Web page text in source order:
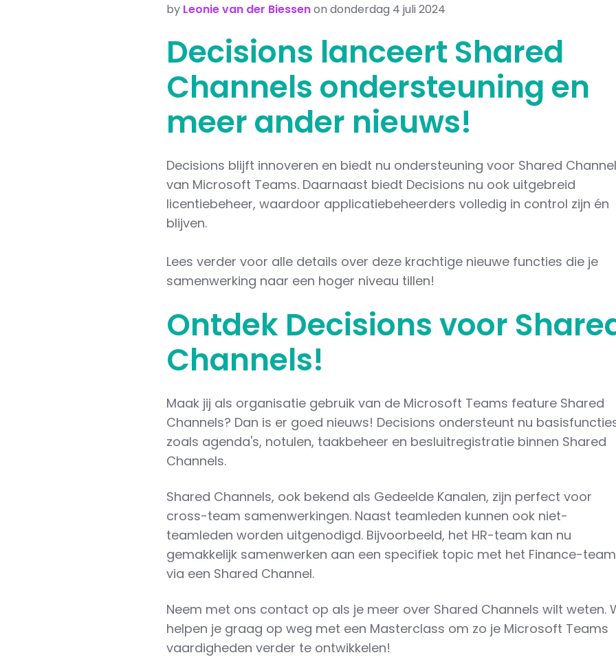
by Leonie van der Biessenon donderdag 4 juli 2024
Decisions lanceert Shared
Channels ondersteuning en
meer ander nieuws!
Decisions blijft innoveren en biedt nu ondersteuning voor Shared
van Microsoft Teams. Daarnaast biedt Decisions nu ook uitgebreid
licentiebeheer, waardoor applicatiebeheerders volledig in control zijn én
blijven.
Lees verder voor alle details over deze krachtige nieuwe functies die je
samenwerking naar een hoger niveau tillen!
Ontdek Decisions voor
Channels!
Maak jij als organisatie gebruik van de Microsoft Teams feature Shared
Channels? Dan is er goed nieuws! Decisions ondersteunt nu
zoals agenda's, notulen, taakbeheer en besluitregistratie binnen Shared
Channels.
Shared Channels, ook bekend als Gedeelde Kanalen, zijn perfect voor
cross-team samenwerkingen. Naast teamleden kunnen ook niet-
teamleden worden uitgenodigd. Bijvoorbeeld, het HR-team kan nu
gemakkelijk samenwerken aan een specifiek topic met het Finance-team
via een Shared Channel.
Neem met ons contact op als je meer over Shared Channels wilt weten.
helpen je graag op weg met een Masterclass om zo je Microsoft Teams
vaardigheden verder te ontwikkelen!